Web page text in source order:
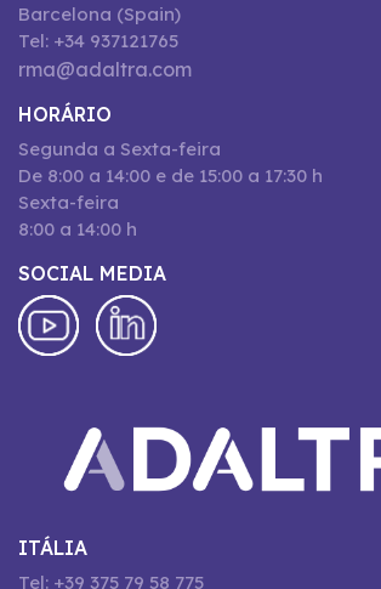
Barcelona (Spain)
Tel: +34 937121765
rma@adaltra.com
HORÁRIO
Segunda a Sexta-feira
De 8:00 a 14:00 e de 15:00 a 17:30 h
Sexta-feira
8:00 a 14:00 h
SOCIAL MEDIA
ITÁLIA
Tel: +39 375 79 58 775